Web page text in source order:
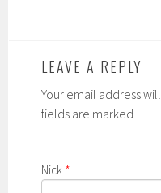
LEAVE A REPLY
Your email address
fields are marked
Nick *